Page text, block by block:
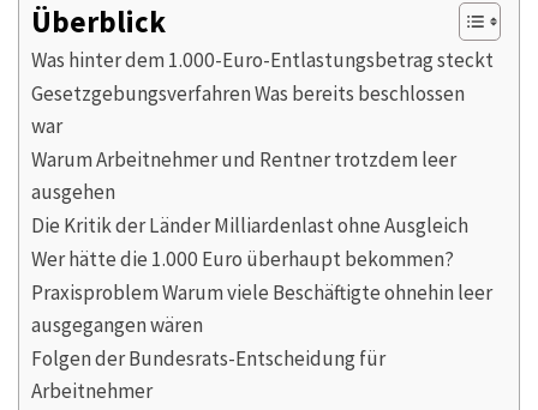
Überblick
Was hinter dem 1.000-Euro-Entlastungsbetrag steckt
Gesetzgebungsverfahren Was bereits beschlossen
war
Warum Arbeitnehmer und Rentner trotzdem leer
ausgehen
Die Kritik der Länder Milliardenlast ohne Ausgleich
Wer hätte die 1.000 Euro überhaupt bekommen?
Praxisproblem Warum viele Beschäftigte ohnehin leer
ausgegangen wären
Folgen der Bundesrats-Entscheidung für
Arbeitnehmer